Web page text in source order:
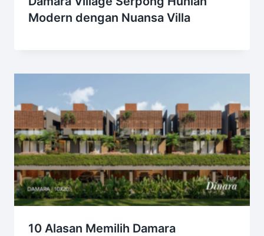
Modern dengan Nuansa Villa
10 Alasan Memilih Damara